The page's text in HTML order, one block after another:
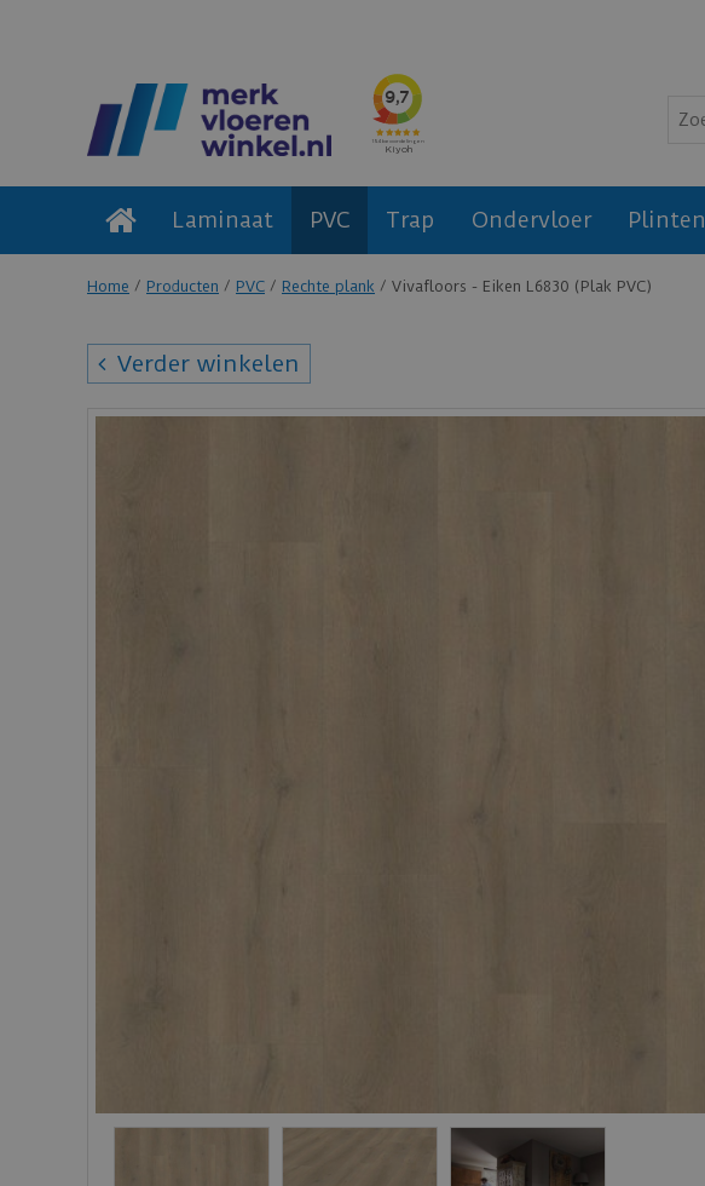
Home Producten PVC Rechte plank Vivafloors - Eiken L6830 (Plak PVC)
Laminaat PVC Trap Ondervloer Plinten
Verder winkelen